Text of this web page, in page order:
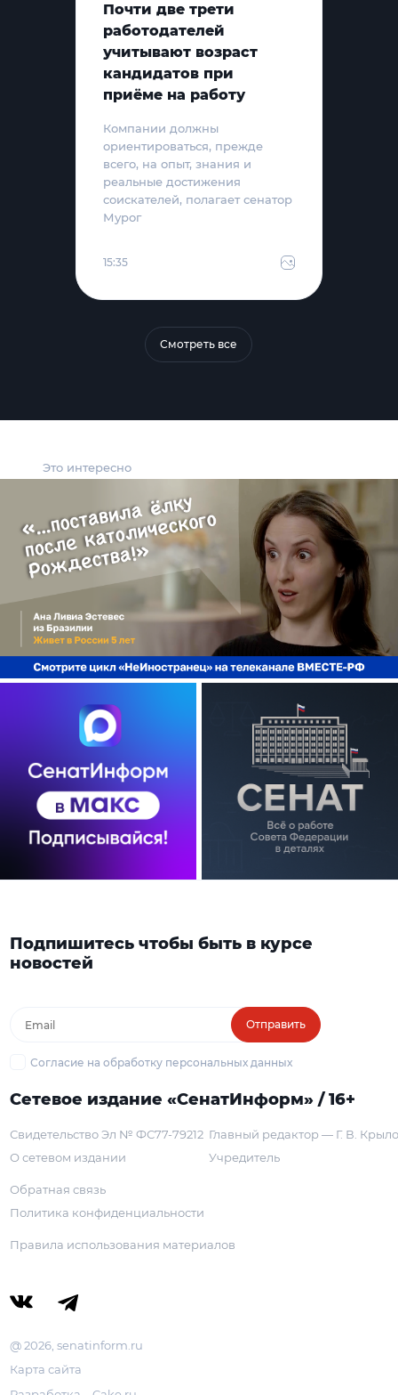
Это интересно
Почти две трети
работодателей
учитывают возраст
кандидатов при
приёме на работу
Компании должны
ориентироваться, прежде
всего, на опыт, знания и
реальные достижения
соискателей, полагает сенатор
Мурог
15:35
Смотреть все
Подпишитесь чтобы быть в курсе
новостей
Отправить
Согласие на обработку персональных данных
Сетевое издание «СенатИнформ» / 16+
Свидетельство Эл № ФС77-79212
О сетевом издании
Главный редактор — Г. В.
Учредитель
Обратная связь
Политика конфиденциальности
Правила использования материалов
@ 2026, senatinform.ru
Карта сайта